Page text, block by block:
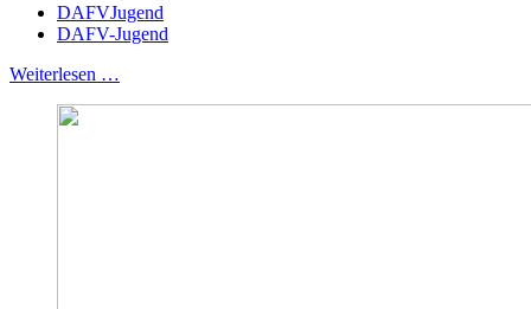
DAFVJugend
DAFV-Jugend
Weiterlesen …